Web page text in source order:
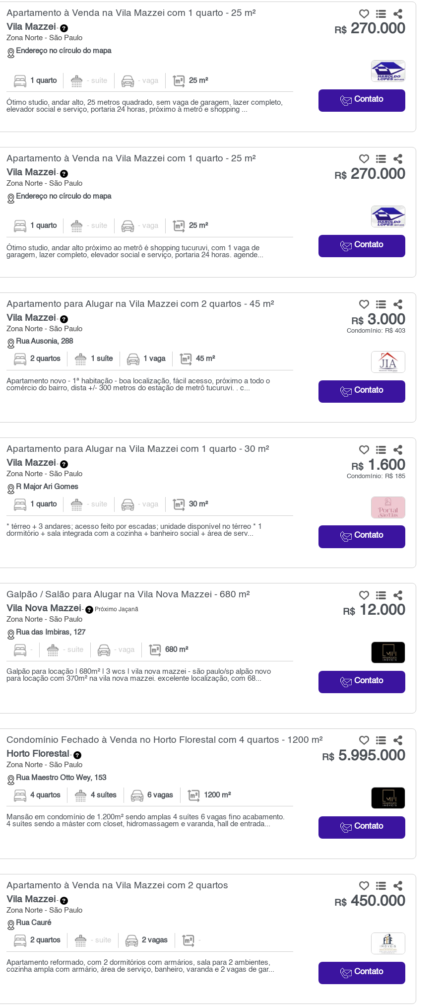
Apartamento à Venda na Vila Mazzei com 1 quarto - 25 m²
Vila Mazzei-
Zona Norte - São Paulo
Endereço no círculo do mapa
R$270.000
Contato
1 quarto - suíte - vaga 25 m²
Ótimo studio, andar alto, 25 metros quadrado, sem vaga de garagem, lazer completo,
elevador social e serviço, portaria 24 horas, próximo à metrô e shopping ...
Apartamento à Venda na Vila Mazzei com 1 quarto - 25 m²
Vila Mazzei-
Zona Norte - São Paulo
Endereço no círculo do mapa
R$270.000
Contato
1 quarto - suíte - vaga 25 m²
Ótimo studio, andar alto próximo ao metrô é shopping tucuruvi, com 1 vaga de
garagem, lazer completo, elevador social e serviço, portaria 24 horas. agende...
Apartamento para Alugar na Vila Mazzei com 2 quartos - 45 m²
Vila Mazzei-
Zona Norte - São Paulo
Rua Ausonia, 288
R$3.000
Condomínio: R$ 403
Contato
2 quartos 1 suíte 1 vaga 45 m²
Apartamento novo - 1ª habitação - boa localização, fácil acesso, próximo a todo o
comércio do bairro, dista +/- 300 metros do estação de metrô tucuruvi. . c...
Apartamento para Alugar na Vila Mazzei com 1 quarto - 30 m²
Vila Mazzei-
Zona Norte - São Paulo
R Major Ari Gomes
R$1.600
Condomínio: R$ 185
Contato
1 quarto - suíte - vaga 30 m²
* térreo + 3 andares; acesso feito por escadas; unidade disponível no térreo * 1
dormitório + sala integrada com a cozinha + banheiro social + área de serv...
Galpão / Salão para Alugar na Vila Nova Mazzei - 680 m²
Vila Nova Mazzei- Próximo Jaçanã
Zona Norte - São Paulo
Rua das Imbiras, 127
R$12.000
Contato
- - suíte - vaga 680 m²
Galpão para locação | 680m² | 3 wcs | vila nova mazzei - são paulo/sp alpão novo
para locação com 370m² na vila nova mazzei. excelente localização, com 68...
Condomínio Fechado à Venda no Horto Florestal com 4 quartos - 1200 m²
Horto Florestal -
Zona Norte - São Paulo
Rua Maestro Otto Wey, 153
R$5.995.000
Contato
4 quartos 4 suítes 6 vagas 1200 m²
Mansão em condomínio de 1.200m² sendo amplas 4 suítes 6 vagas fino acabamento.
4 suítes sendo a máster com closet, hidromassagem e varanda, hall de entrada...
Apartamento à Venda na Vila Mazzei com 2 quartos
Vila Mazzei-
Zona Norte - São Paulo
Rua Cauré
R$450.000
Contato
2 quartos - suíte 2 vagas -
Apartamento reformado, com 2 dormitórios com armários, sala para 2 ambientes,
cozinha ampla com armário, área de serviço, banheiro, varanda e 2 vagas de gar...